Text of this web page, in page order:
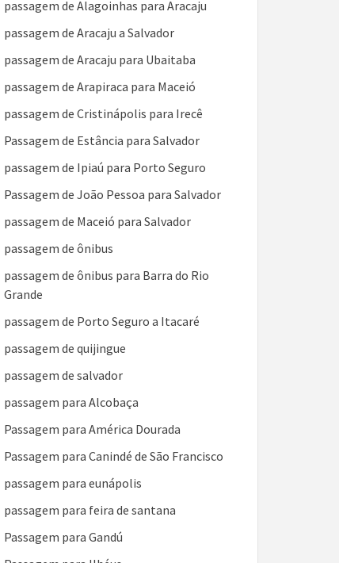
passagem de Alagoinhas para Aracaju
passagem de Aracaju a Salvador
passagem de Aracaju para Ubaitaba
passagem de Arapiraca para Maceió
passagem de Cristinápolis para Irecê
Passagem de Estância para Salvador
passagem de Ipiaú para Porto Seguro
Passagem de João Pessoa para Salvador
passagem de Maceió para Salvador
passagem de ônibus
passagem de ônibus para Barra do Rio
Grande
passagem de Porto Seguro a Itacaré
passagem de quijingue
passagem de salvador
passagem para Alcobaça
Passagem para América Dourada
Passagem para Canindé de São Francisco
passagem para eunápolis
passagem para feira de santana
Passagem para Gandú